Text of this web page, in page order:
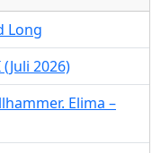
Long
2026)
Elima –